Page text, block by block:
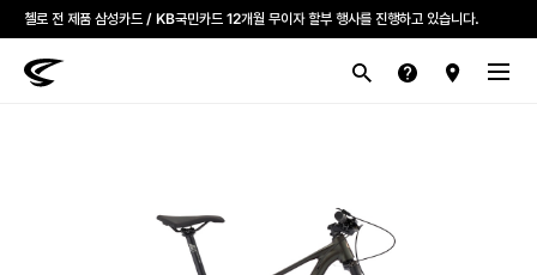
첼로 전 제품 삼성카드 / KB국민카드 12개월 무이자 할부 행사를 진행하고 있습니다.